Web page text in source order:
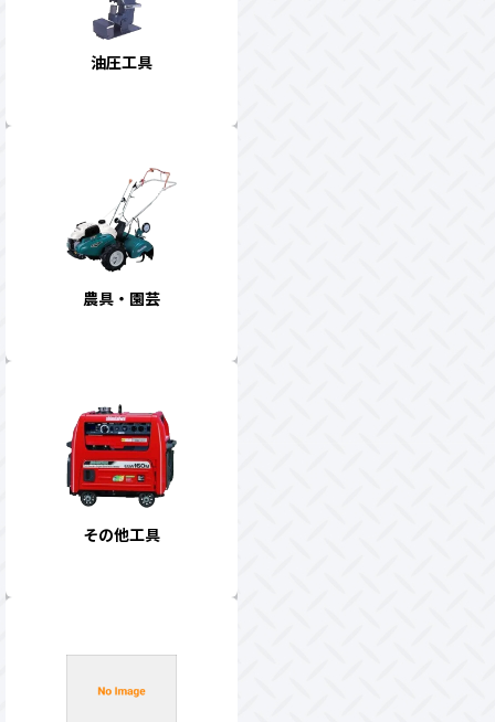
油圧工具
農具・園芸
その他工具